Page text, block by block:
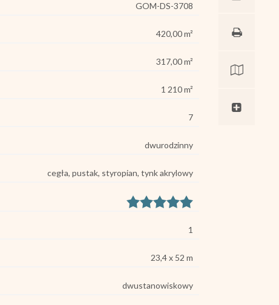
GOM-DS-3708
420,00 m²
317,00 m²
1 210 m²
7
dwurodzinny
cegła, pustak, styropian, tynk akrylowy
1
23,4 x 52 m
dwustanowiskowy